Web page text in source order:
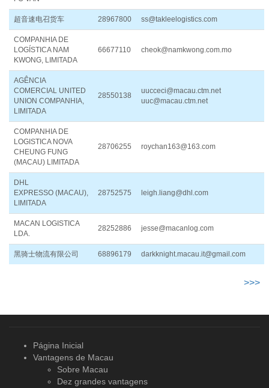
超音速电召货车 28967800 ss@takleelogistics.com
COMPANHIA DE
LOGÍSTICA NAM
KWONG, LIMITADA
66677110 cheok@namkwong.com.mo
AGÊNCIA
COMERCIAL UNITED
UNION COMPANHIA,
LIMITADA
28550138
uucceci@macau.ctm.net
uuc@macau.ctm.net
COMPANHIA DE
LOGISTICA NOVA
CHEUNG FUNG
(MACAU) LIMITADA
28706255 roychan163@163.com
DHL
EXPRESSO (MACAU),
LIMITADA
28752575 leigh.liang@dhl.com
MACAN LOGISTICA
LDA.
28252886 jesse@macanlog.com
黑骑士物流有限公司 68896179 darkknight.macau.it@gmail.com
>>>
Página Inicial
Vantagens de Macau
Sobre Macau
Dez grandes vantagens